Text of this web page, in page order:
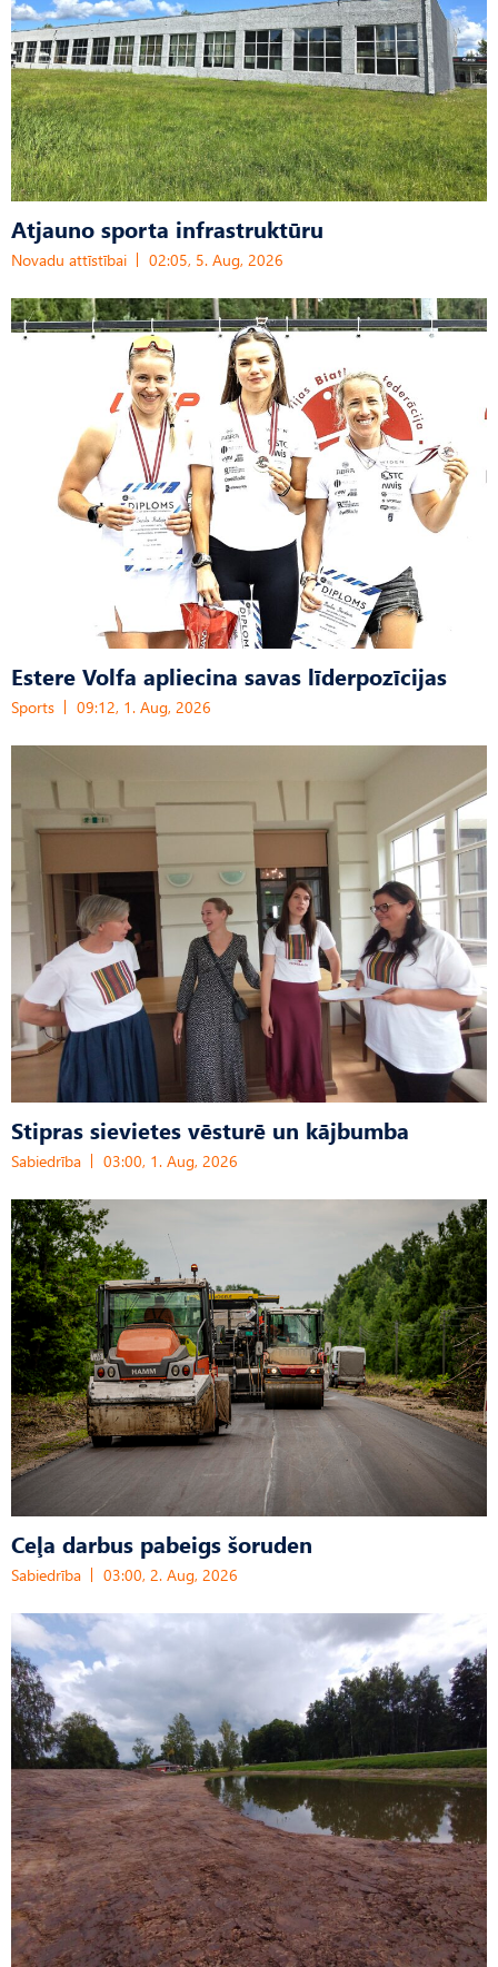
Atjauno sporta infrastruktūru
Novadu attīstībai 02:05, 5. Aug, 2026
Estere Volfa apliecina savas līderpozīcijas
Sports 09:12, 1. Aug, 2026
Stipras sievietes vēsturē un kājbumba
Sabiedrība 03:00, 1. Aug, 2026
Ceļa darbus pabeigs šoruden
Sabiedrība 03:00, 2. Aug, 2026